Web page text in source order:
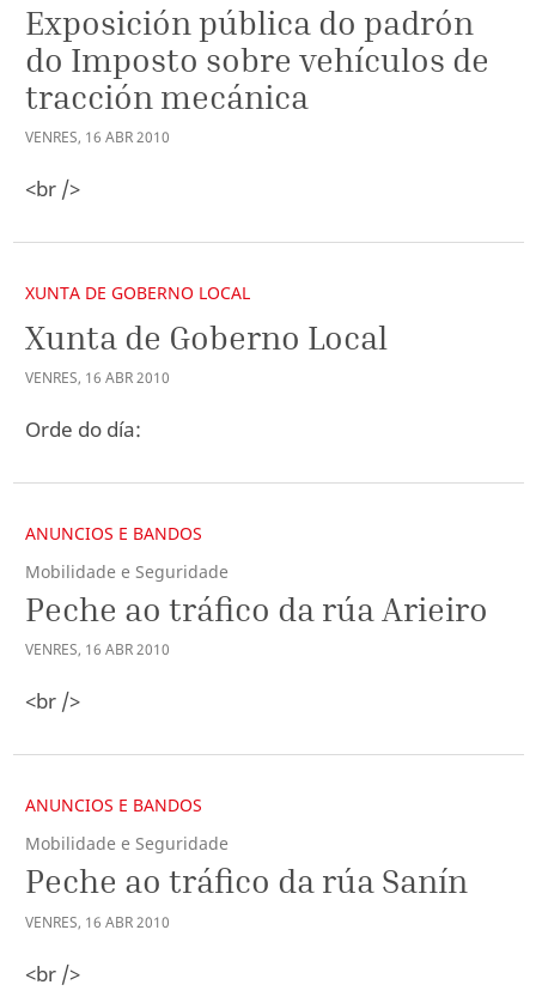
Exposición pública do padrón
do Imposto sobre vehículos de
tracción mecánica
VENRES, 16 ABR2010
<br />
XUNTA DE GOBERNO LOCAL
Xunta de Goberno Local
VENRES, 16 ABR2010
Orde do día:
ANUNCIOS E BANDOS
Mobilidade e Seguridade
Peche ao tráfico da rúa Arieiro
VENRES, 16 ABR2010
<br />
ANUNCIOS E BANDOS
Mobilidade e Seguridade
Peche ao tráfico da rúa Sanín
VENRES, 16 ABR2010
<br />